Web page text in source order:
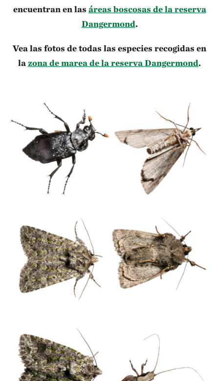
encuentran en las áreas boscosas de la reserva
Dangermond.
Vea las fotos de todas las especies recogidas en
la zona de marea de la reserva Dangermond.